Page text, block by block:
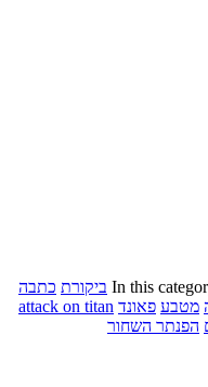
In this ביקורת כתבה
מטבע פאונד attack on titan
הפנתר השחור